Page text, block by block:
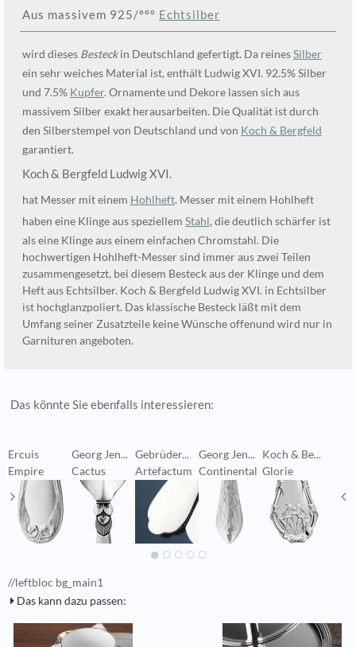
Aus massivem 925/ººº Echtsilber
wird dieses Besteckin Deutschland gefertigt. Da reinesSilber
ein sehr weiches Material ist, enthält Ludwig XVI. 92.5% Silber
und 7.5% Kupfer. Ornamente und Dekore lassen sich aus
massivem Silber exakt herausarbeiten. Die Qualität ist durch
den Silberstempel von Deutschland und von Koch & Bergfeld
garantiert.
Koch & Bergfeld Ludwig XVI.
hat Messer mit einem Hohlheft. Messer mit einem Hohlheft
haben eine Klinge aus speziellem Stahl, die deutlich schärfer ist
als eine Klinge aus einem einfachen Chromstahl. Die
hochwertigen Hohlheft-Messer sind immer aus zwei Teilen
zusammengesetzt, bei diesem Besteck aus der Klinge und dem
Heft aus Echtsilber. Koch & Bergfeld Ludwig XVI. in Echtsilber
ist hochglanzpoliert. Das klassische Besteck läßt mit dem
Umfang seiner Zusatzteile keine Wünsche offenund wird nur in
Garnituren angeboten.
Das könnte Sie ebenfalls interessieren:
Ercuis
Empire
Georg Jen...
Cactus
Gebrüder...
Artefactum
Georg Jen...
Continental
Koch & Be...
Glorie
//leftbloc bg_main1
Das kann dazu passen: